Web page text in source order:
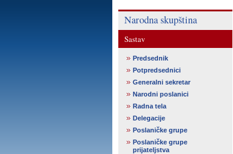
Narodna skupština
Sastav
Predsednik
Potpredsednici
Generalni sekretar
Narodni poslanici
Radna tela
Delegacije
Poslaničke grupe
Poslaničke grupe
prijateljstva